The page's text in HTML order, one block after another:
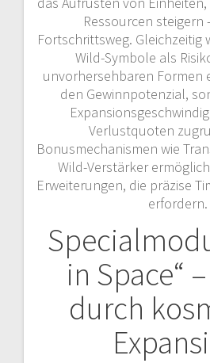
Ressourcen steigern
Fortschrittsweg. Gleichzeitig
Wild-Symbole als
unvorhersehbaren Formen
den Gewinnpotenzial,
Verlustquoten
Bonusmechanismen wie
Wild-Verstärker
Erweiterungen, die präzise
erfordern.
in Space“
durch